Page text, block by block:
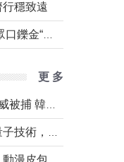
行穩致遠
更 多